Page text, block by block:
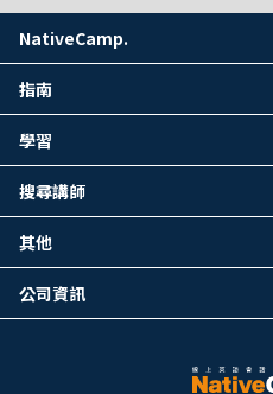
NativeCamp.
指南
學習
搜尋講師
其他
公司資訊